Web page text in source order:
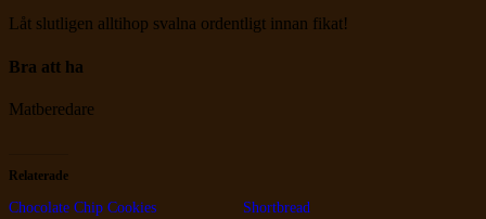
Låt slutligen alltihop svalna ordentligt innan fikat!
Bra att ha
Matberedare
Relaterade
Chocolate Chip Cookies
Shortbread